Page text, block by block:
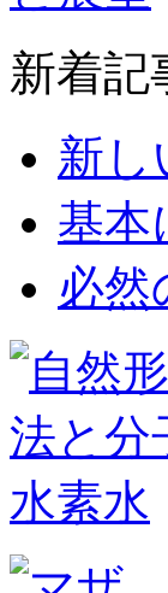
新着記
新し
基本
必然